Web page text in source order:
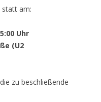
statt am:
Uhr
(U2
zu beschließende